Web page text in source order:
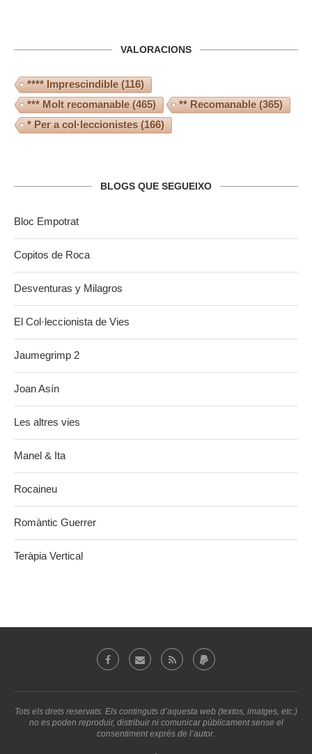
VALORACIONS
**** Imprescindible(116)
*** Molt recomanable(465) ** Recomanable(365)
* Per a col·leccionistes (166)
BLOGS QUE SEGUEIXO
Bloc Empotrat
Copitos de Roca
Desventuras y Milagros
El Col·leccionista de Vies
Jaumegrimp 2
Joan Asín
Les altres vies
Manel & Ita
Rocaineu
Romàntic Guerrer
Teràpia Vertical
Tots els drets reservats. Els continguts d’aquesta web (textos, imatges, etc.)
no es poden reproduir, distribuir ni comunicar públicament sense el
consentiment exprés de l’autor.